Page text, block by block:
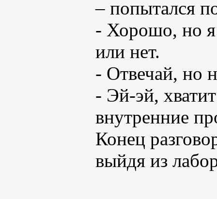
– попытался
- Хорошо, но я
или нет.
- Отвечай, но
- Эй-эй,
внутренние
Конец
выйдя из